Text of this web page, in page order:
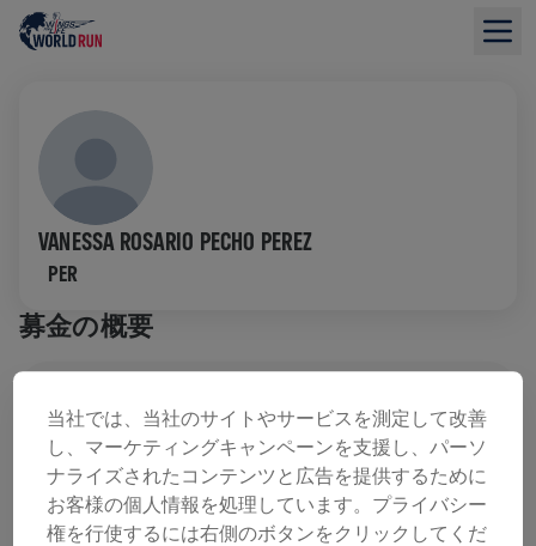
VANESSA ROSARIO PECHO PEREZ
PER
募金の概要
寄付 寄付
寄付で世界を変えましょう！ 寄付金の全額が脊髄損
傷の治療法研究へ送られます。
当社では、当社のサイトやサービスを測定して改善
し、マーケティングキャンペーンを支援し、パーソ
ナライズされたコンテンツと広告を提供するために
お客様の個人情報を処理しています。プライバシー
権を行使するには右側のボタンをクリックしてくだ